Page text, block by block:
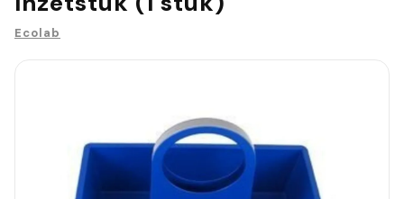
Ecolab